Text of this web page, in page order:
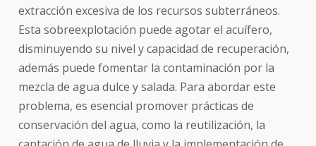
extracción excesiva de los recursos subterráneos.
Esta sobreexplotación puede agotar el acuífero,
disminuyendo su nivel y capacidad de recuperación,
además puede fomentar la contaminación por la
mezcla de agua dulce y salada. Para abordar este
problema, es esencial promover prácticas de
conservación del agua, como la reutilización, la